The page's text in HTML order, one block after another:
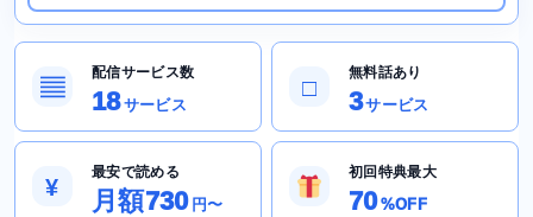
▤
配信サービス数
18サービス
□
無料話あり
3サービス
¥
最安で読める
月額730 円〜
初回特典最大
70%OFF